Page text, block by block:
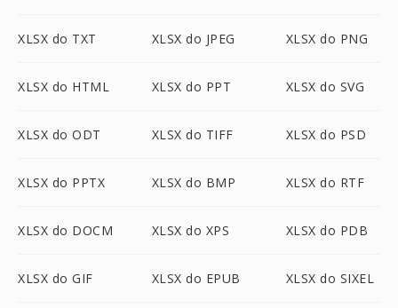
XLSX do TXT XLSX do JPEG XLSX do PNG
XLSX do HTML XLSX do PPT XLSX do SVG
XLSX do ODT XLSX do TIFF XLSX do PSD
XLSX do PPTX XLSX do BMP XLSX do RTF
XLSX do DOCM XLSX do XPS XLSX do PDB
XLSX do GIF XLSX do EPUB XLSX do SIXEL